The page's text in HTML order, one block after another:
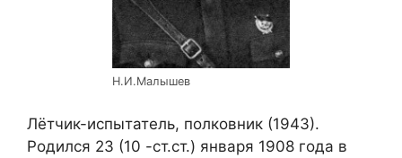
Н.И.Малышев
Лётчик-испытатель, полковник (1943).
Родился 23 (10 -ст.ст.) января 1908 года в